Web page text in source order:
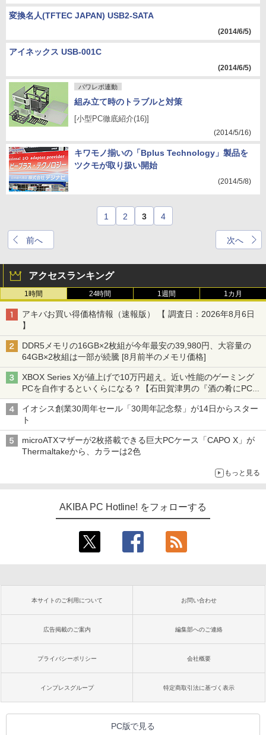
変換名人(TFTEC JAPAN) USB2-SATA
(2014/6/5)
アイネックス USB-001C
(2014/6/5)
パワレポ連動
組み立て時のトラブルと対策
[小型PC徹底紹介(16)]
(2014/5/16)
キワモノ揃いの「Bplus Technology」製品を
ツクモが取り扱い開始
(2014/5/8)
前へ
1 2 3 4
次へ
アクセスランキング
1時間 24時間 1週間 1カ月
アキバお買い得価格情報（速報版） 【 調査日：2026年8月6日
】
DDR5メモリの16GB×2枚組が今年最安の39,980円、大容量の
64GB×2枚組は一部が続騰 [8月前半のメモリ価格]
XBOX Series Xが値上げで10万円超え。近い性能のゲーミング
PCを自作するといくらになる？【石田賀津男の『酒の肴にPCゲ
ーム』】
イオシス創業30周年セール「30周年記念祭」が14日からスター
ト
microATXマザーが2枚搭載できる巨大PCケース「CAPO X」が
Thermaltakeから、カラーは2色
もっと見る
AKIBA PC Hotline! をフォローする
本サイトのご利用について お問い合わせ
広告掲載のご案内 編集部へのご連絡
プライバシーポリシー 会社概要
インプレスグループ 特定商取引法に基づく表示
PC版で見る